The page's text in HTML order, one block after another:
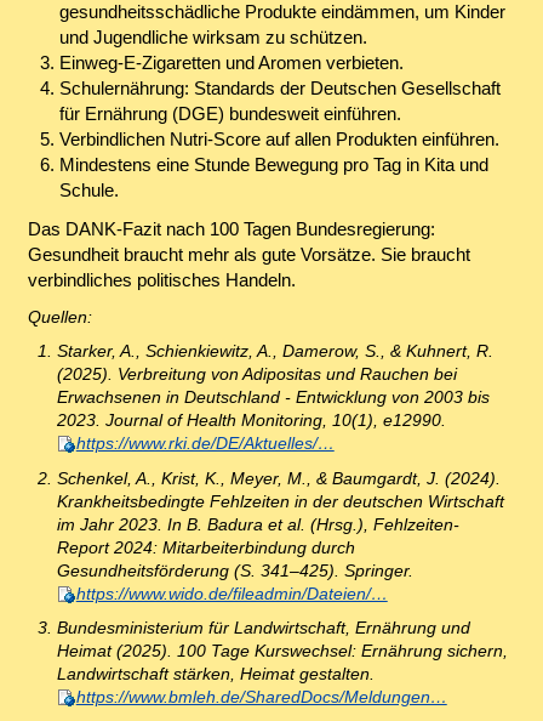
gesundheitsschädliche Produkte eindämmen, um Kinder
und Jugendliche wirksam zu schützen.
Einweg-E-Zigaretten und Aromen verbieten.
Schulernährung: Standards der Deutschen Gesellschaft
für Ernährung (DGE) bundesweit einführen.
Verbindlichen Nutri-Score auf allen Produkten einführen.
Mindestens eine Stunde Bewegung pro Tag in Kita und
Schule.
Das DANK-Fazit nach 100 Tagen Bundesregierung:
Gesundheit braucht mehr als gute Vorsätze. Sie braucht
verbindliches politisches Handeln.
Quellen:
Starker, A., Schienkiewitz, A., Damerow, S., & Kuhnert, R.
(2025). Verbreitung von Adipositas und Rauchen bei
Erwachsenen in Deutschland - Entwicklung von 2003 bis
2023. Journal of Health Monitoring, 10(1), e12990.
https://www.rki.de/DE/Aktuelles/…
Schenkel, A., Krist, K., Meyer, M., & Baumgardt, J. (2024).
Krankheitsbedingte Fehlzeiten in der deutschen Wirtschaft
im Jahr 2023. In B. Badura et al. (Hrsg.), Fehlzeiten-
Report 2024: Mitarbeiterbindung durch
Gesundheitsförderung (S. 341–425). Springer.
https://www.wido.de/fileadmin/Dateien/…
Bundesministerium für Landwirtschaft, Ernährung und
Heimat (2025). 100 Tage Kurswechsel: Ernährung sichern,
Landwirtschaft stärken, Heimat gestalten.
https://www.bmleh.de/SharedDocs/Meldungen…